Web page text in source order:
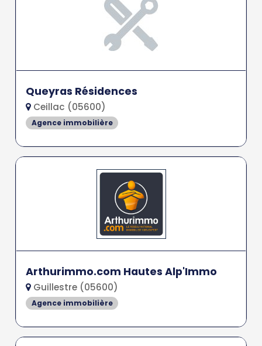
Queyras Résidences
Ceillac (05600)
Agence immobilière
Arthurimmo.com Hautes Alp'Immo
Guillestre (05600)
Agence immobilière